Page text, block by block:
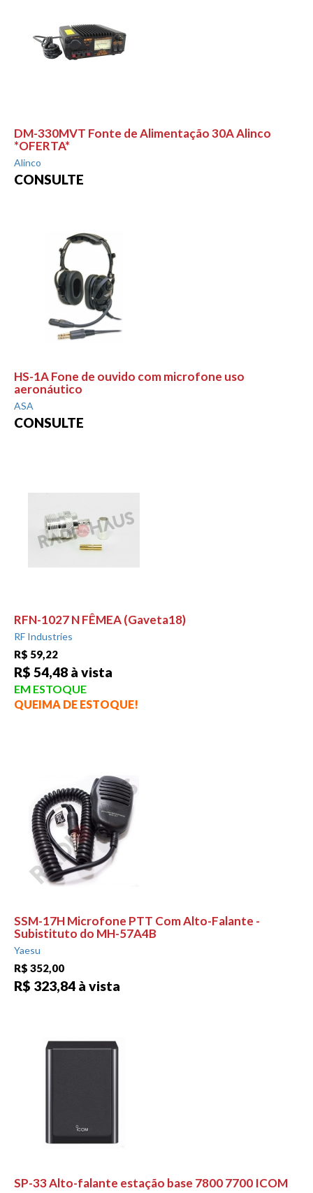
DM-330MVT Fonte de Alimentação 30A Alinco
*OFERTA*
Alinco
CONSULTE
HS-1A Fone de ouvido com microfone uso
aeronáutico
ASA
CONSULTE
RFN-1027 N FÊMEA (Gaveta18)
RF Industries
R$ 59,22
R$ 54,48 à vista
EM ESTOQUE
QUEIMA DE ESTOQUE!
SSM-17H Microfone PTT Com Alto-Falante -
Subistituto do MH-57A4B
Yaesu
R$ 352,00
R$ 323,84 à vista
SP-33 Alto-falante estação base 7800 7700 ICOM